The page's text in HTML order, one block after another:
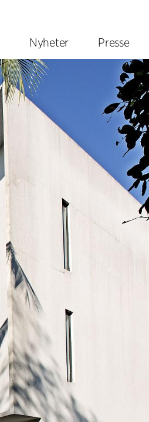
Nyheter Presse